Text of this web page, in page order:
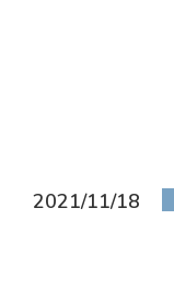
2021/11/18